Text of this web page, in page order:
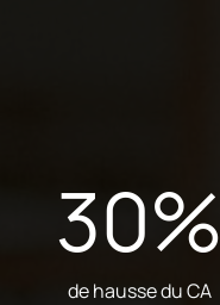
30%
de hausse du CA